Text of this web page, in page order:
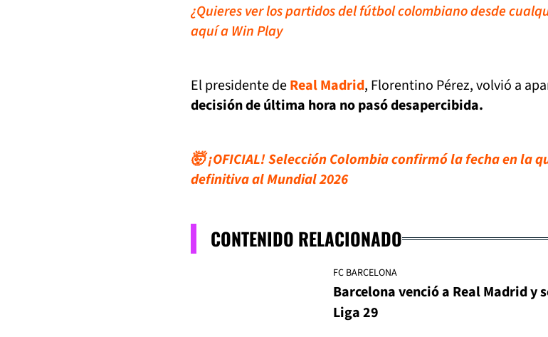
¿Quieres ver los partidos del fútbol colombiano desde
aquí a Win Play
El presidente deReal Madrid, Florentino Pérez, volvió a
decisión de última hora no pasó desapercibida.
🤯 ¡OFICIAL! Selección Colombia confirmó la fecha en la
definitiva al Mundial 2026
CONTENIDO RELACIONADO
FC BARCELONA
Barcelona venció a Real Madrid y
Liga 29